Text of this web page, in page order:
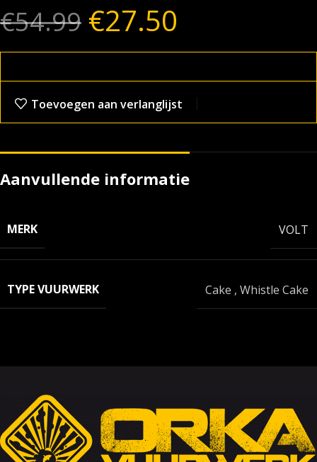
€54.99 €27.50
Toevoegen aan verlanglijst
Aanvullende informatie
MERK VOLT
TYPE VUURWERK Cake , Whistle Cake